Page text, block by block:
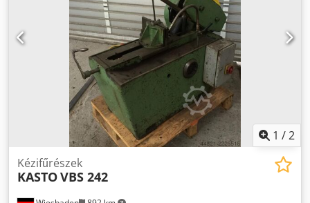
1 /2
Kézifűrészek
KASTOVBS 242